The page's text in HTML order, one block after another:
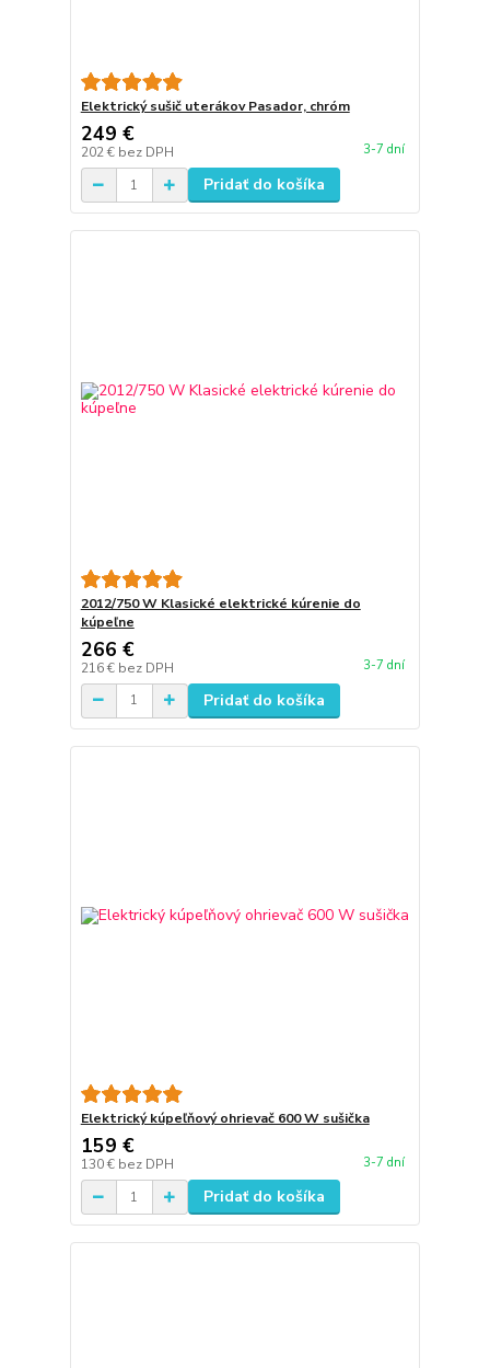
Elektrický sušič uterákov Pasador, chróm
249 €
202 € bez DPH 3-7 dní
Pridať do košíka
2012/750 W Klasické elektrické kúrenie do
kúpeľne
266 €
216 € bez DPH 3-7 dní
Pridať do košíka
Elektrický kúpeľňový ohrievač 600 W sušička
159 €
130 € bez DPH 3-7 dní
Pridať do košíka